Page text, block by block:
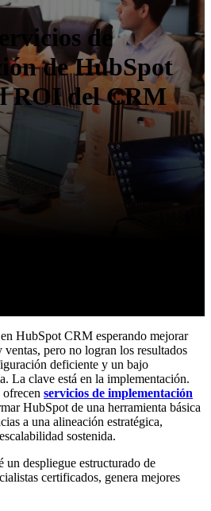
de
de HubSpot
ROI del CRM
HubSpot CRM esperando mejorar
ventas, pero no logran los resultados
deficiente y un bajo
La clave está en la implementación.
servicios de implementación
HubSpot de una herramienta básica
a una alineación estratégica,
sostenida.
despliegue estructurado de
certificados, genera mejores